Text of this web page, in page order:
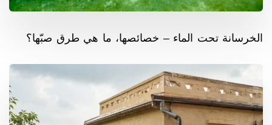
الخرسانة تحت الماء – خصائصها، ما هي طرق صبّها؟